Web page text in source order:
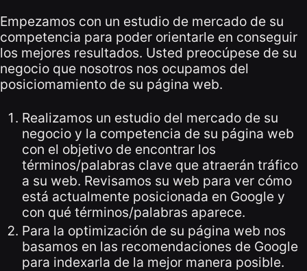
Empezamos con un estudio de mercado de su
competencia para poder orientarle en conseguir
los mejores resultados. Usted preocúpese de su
negocio que nosotros nos ocupamos del
posiciomamiento de su página web.
Realizamos un estudio del mercado de su
negocio y la competencia de su página web
con el objetivo de encontrar los
términos/palabras clave que atraerán tráfico
a su web. Revisamos su web para ver cómo
está actualmente posicionada en Google y
con qué términos/palabras aparece.
Para la optimización de su página web nos
basamos en las recomendaciones de Google
para indexarla de la mejor manera posible.